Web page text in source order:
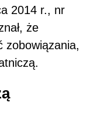
2014 r., nr
że
zobowiązania,